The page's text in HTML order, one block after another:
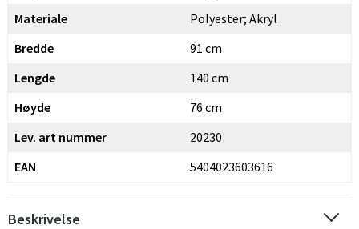
Materiale
Polyester; Akryl
Bredde
91 cm
Lengde
140 cm
Høyde
76 cm
Lev. art nummer
20230
EAN
5404023603616
Beskrivelse